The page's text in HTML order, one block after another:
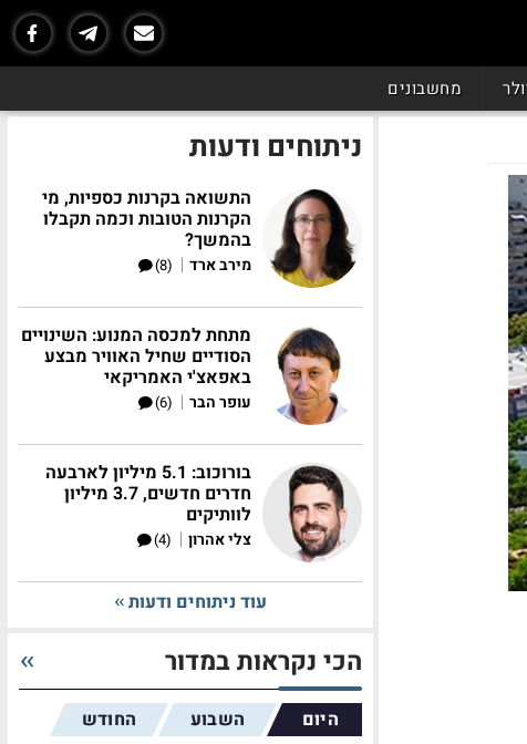
מחשבונים
ניתוחים ודעות
התשואה בקרנות כספיות, מי
הקרנות הטובות וכמה תקבלו
בהמשך?
מירב ארד |
(8)
מתחת למכסה המנוע: השינויים
הסודיים שחיל האוויר מבצע
באפאצ'י האמריקאי
עופר הבר |
(6)
בורוכוב: 5.1 מיליון לארבעה
חדרים חדשים, 3.7 מיליון
לוותיקים
צלי אהרון |
(4)
עוד ניתוחים ודעות
הכי נקראות במדור
היום השבוע החודש